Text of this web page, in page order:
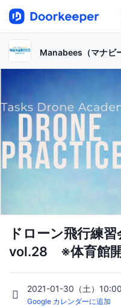
Manabees（マナビ
ドローン飛行練習
vol.28 ※体育館
2021-01-30（土）
Google カレンダーに追加